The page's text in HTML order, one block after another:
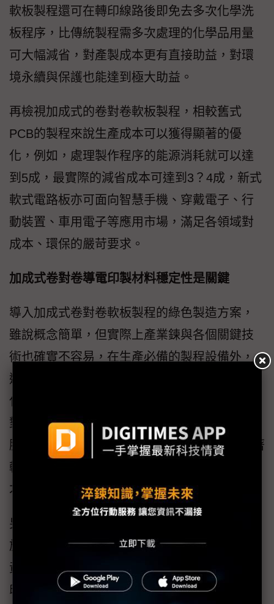
軟板製程還可在轉印線路後即免去多次化學洗
板程序，比傳統製程需多次處理的化學品用量
可大幅減省，對產製成本更有直接助益，對環
境永續與保護也能達到極大助益。
再檢視加成式的卷對卷軟板製程，相較舊式
PCB的製程來說生產成本可以獲得顯著的優
化，例如，處理製作程序的能源消耗就可以達
到5成，最實際的減省成本可達到3？4成，新式
軟式電路板亦可面向智慧手機、穿戴電子、行
動裝置、車用電子等應用市場，滿足各領域對
成本、環保的嚴苛要求。
加成式卷對卷導電印製材料穩定性是關鍵
導入加成式卷對卷軟板製程的綠色製造方案，
雖說概念簡單，但實際上產業鍊與各個關鍵技
術也確實不容易，在生產必備的製程設備外，
還需要開發觸發材料、高速且高穩定性的金屬
化液體，生產製程設備必須滿足低傳送張力卷
對卷的(凹版)轉印設備，此外對於基材的聚醯亞
胺(Polyimide；PI)基板仍須預先處理更容易附著
轉印金屬液體的孔洞化處理，這些技術的整合
才能達到加成式卷對卷製程方案的生產基礎。
另一個思考重點是，加成式的軟板製程，有別
於運用黃光蝕刻產製的軟板製程，舊的製程在
黃光蝕刻條件下小能產出30μm線寬，但加成式
印製產出的線寬則可做到小於30μm的線寬，讓